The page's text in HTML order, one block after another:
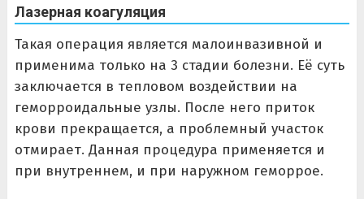
Лазерная коагуляция
Такая операция является малоинвазивной и
применима только на 3 стадии болезни. Её суть
заключается в тепловом воздействии на
геморроидальные узлы. После него приток
крови прекращается, а проблемный участок
отмирает. Данная процедура применяется и
при внутреннем, и при наружном геморрое.